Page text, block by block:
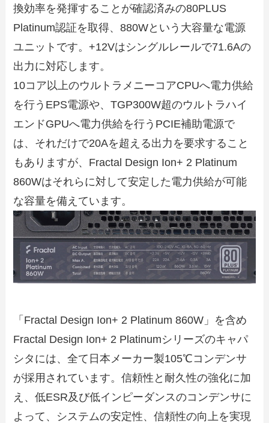
換効率を発揮することが確認済みの80PLUS
Platinum認証を取得、880Wという大容量な電源
ユニットです。+12Vはシングルレールで71.6Aの
出力に対応します。
10コア以上のウルトラメニーコアCPUへ電力供給
を行うEPS電源や、TGP300W超のウルトラハイ
エンドGPUへ電力供給を行うPCIE補助電源で
は、それだけで20Aを超える出力を要求すること
もありますが、Fractal Design Ion+ 2 Platinum
860Wはそれらに対して安定した電力供給が可能
な容量を備えています。
「Fractal Design Ion+ 2 Platinum 860W」を含め
Fractal Design Ion+ 2 Platinumシリーズのキャパ
シタには、全て日本メーカー製105℃コンデンサ
が採用されています。信頼性と耐久性の強化に加
え、低ESR及び低インピーダンスのコンデンサに
よって、システムの安定性、信頼性の向上を実現